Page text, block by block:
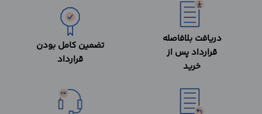
دریافت بلافاصله
قرارداد پس از
خرید
تضمین کامل بودن
قرارداد